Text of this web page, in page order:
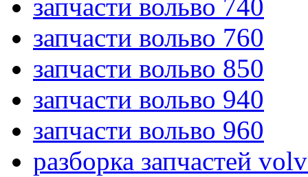
запчасти вольво 740
запчасти вольво 760
запчасти вольво 850
запчасти вольво 940
запчасти вольво 960
разборка запчастей